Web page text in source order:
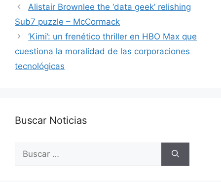
Alistair Brownlee the ‘data geek’ relishing
Sub7 puzzle – McCormack
‘Kimi’: un frenético thriller en HBO Max que
cuestiona la moralidad de las corporaciones
tecnológicas
Buscar Noticias